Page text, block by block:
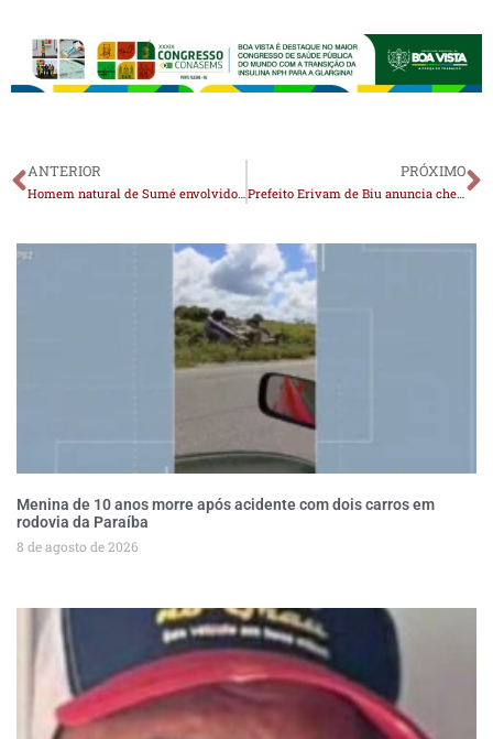
ANTERIOR
Homem natural de Sumé envolvido em acidente na Serra do Teixeira não resiste aos ferimentos e morre
PRÓXIMO
Prefeito Erivam de Biu anuncia chegada de Van 0km para reforçar os serviços em São Vicente do Seridó
Menina de 10 anos morre após acidente com dois carros em
rodovia da Paraíba
8 de agosto de 2026